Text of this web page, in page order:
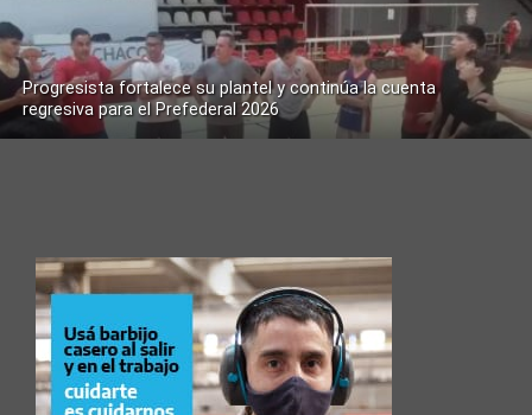
Progresista fortalece su plantel y continúa la cuenta
regresiva para el Prefederal 2026